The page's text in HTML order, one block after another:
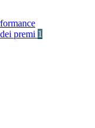
premi 1